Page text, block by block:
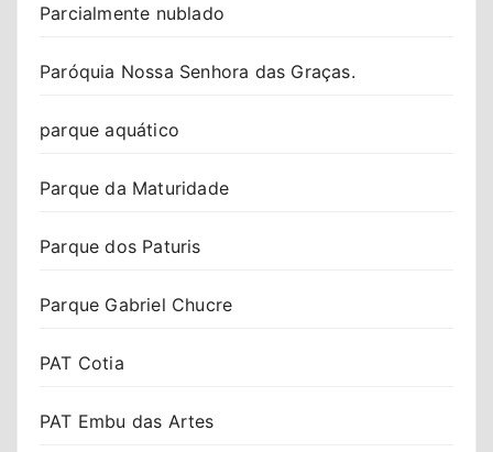
Parcialmente nublado
Paróquia Nossa Senhora das Graças.
parque aquático
Parque da Maturidade
Parque dos Paturis
Parque Gabriel Chucre
PAT Cotia
PAT Embu das Artes